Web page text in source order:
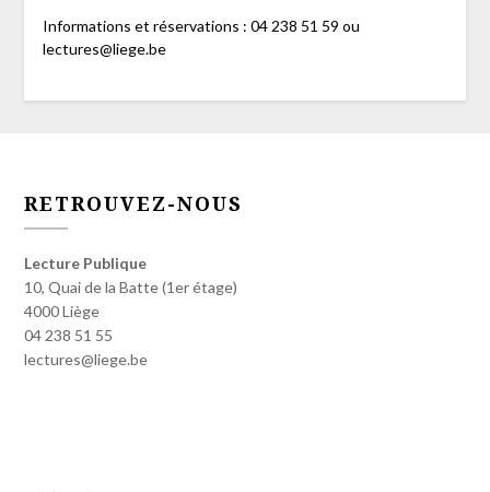
Informations et réservations : 04 238 51 59 ou
lectures@liege.be
RETROUVEZ-NOUS
Lecture Publique
10, Quai de la Batte (1er étage)
4000 Liège
04 238 51 55
lectures@liege.be